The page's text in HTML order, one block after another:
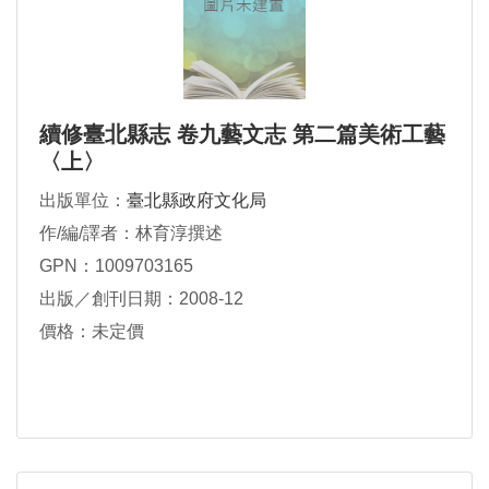
續修臺北縣志 卷九藝文志 第二篇美術工藝
〈上〉
出版單位： 臺北縣政府文化局
作/編/譯者：林育淳撰述
GPN：1009703165
出版／創刊日期：2008-12
價格：未定價